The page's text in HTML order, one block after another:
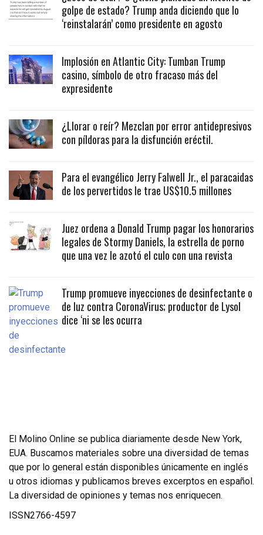
golpe de estado? Trump anda diciendo que lo
‘reinstalarán’ como presidente en agosto
Implosión en Atlantic City: Tumban Trump
casino, símbolo de otro fracaso más del
expresidente
¿Llorar o reír? Mezclan por error antidepresivos
con píldoras para la disfunción eréctil.
Para el evangélico Jerry Falwell Jr., el paracaidas
de los pervertidos le trae US$10.5 millones
Juez ordena a Donald Trump pagar los honorarios
legales de Stormy Daniels, la estrella de porno
que una vez le azotó el culo con una revista
Trump promueve inyecciones de desinfectante o
de luz contra CoronaVirus; productor de Lysol
dice ‘ni se les ocurra
El Molino Online se publica diariamente desde New York,
EUA. Buscamos materiales sobre una diversidad de temas
que por lo general están disponibles únicamente en inglés
u otros idiomas y publicamos breves excerptos en español.
La diversidad de opiniones y temas nos enriquecen.
ISSN2766-4597